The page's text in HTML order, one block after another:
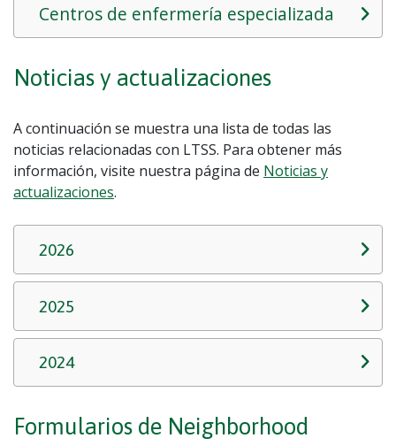
Centros de enfermería especializada
Noticias y actualizaciones
A continuación se muestra una lista de todas las
noticias relacionadas con LTSS. Para obtener más
información, visite nuestra página de Noticias y
actualizaciones.
2026
2025
2024
Formularios de Neighborhood